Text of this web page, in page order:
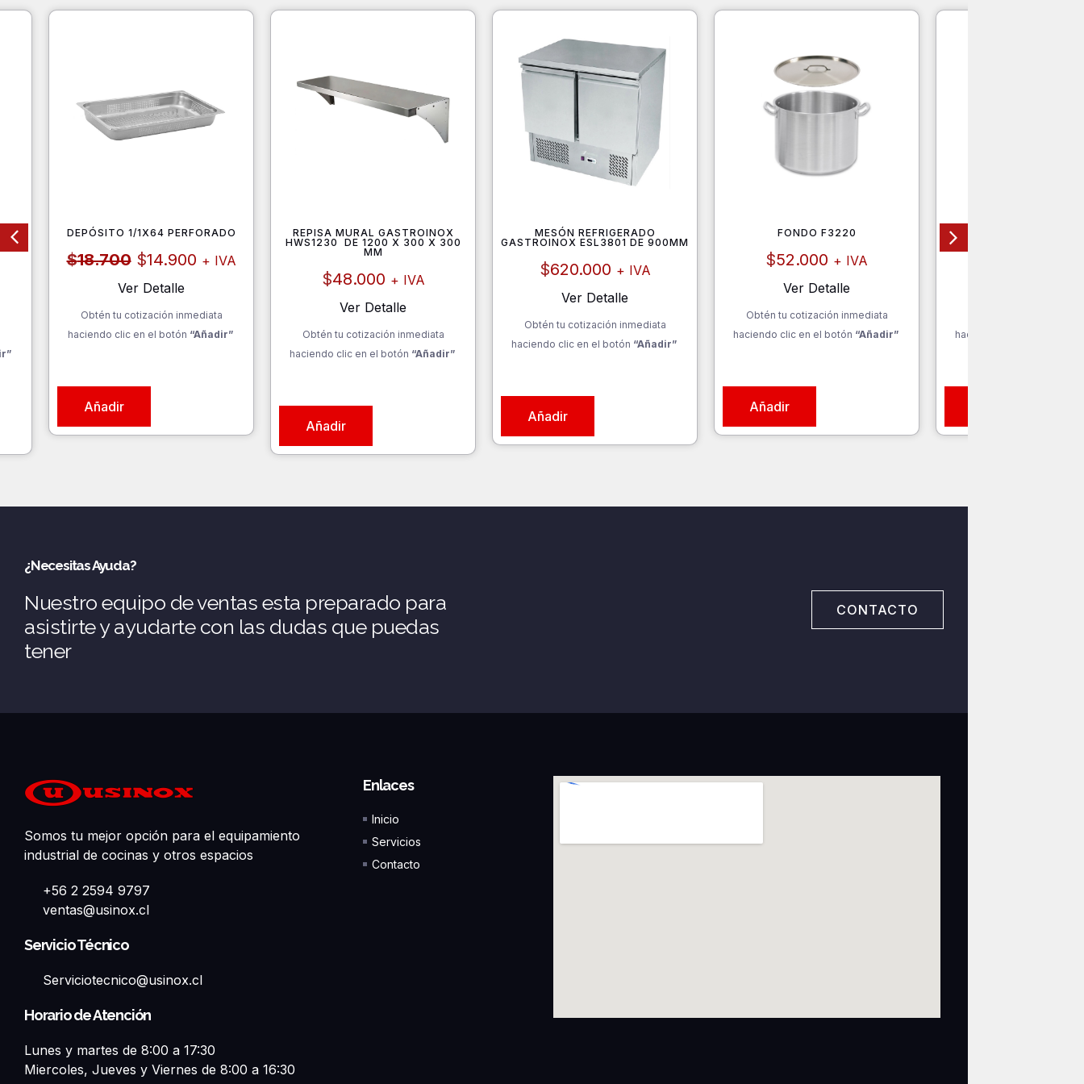
DEPÓSITO 1/1X64 PERFORADO
$18.700
El
precio
original
$18.700.
$14.900precio
$14.900.
+ IVA
Ver Detalle
Obtén tu cotización inmediata
haciendo clic en el botón “Añadir”
Añadir
REPISA MURAL GASTROINOX
HWS1230 DE 1200 X 300 X 300
MM
$48.000 + IVA
Ver Detalle
Obtén tu cotización inmediata
haciendo clic en el botón “Añadir”
Añadir
MESÓN REFRIGERADO
GASTROINOX ESL3801 DE 900MM
$620.000 + IVA
Ver Detalle
Obtén tu cotización inmediata
haciendo clic en el botón “Añadir”
Añadir
FONDO F3220
$52.000 + IVA
Ver Detalle
Obtén tu cotización inmediata
haciendo clic en el botón “Añadir”
Añadir
haciendo clic en el botón
¿Necesitas Ayuda?
Nuestro equipo de ventas esta preparado para
asistirte y ayudarte con las dudas que puedas
tener
CONTACTO
Somos tu mejor opción para el equipamiento
industrial de cocinas y otros espacios
+56 2 2594 9797
ventas@usinox.cl
Servicio Técnico
Serviciotecnico@usinox.cl
Horario de Atención
Lunes y martes de 8:00 a 17:30
Miercoles, Jueves y Viernes de 8:00 a 16:30
Enlaces
Inicio
Servicios
Contacto